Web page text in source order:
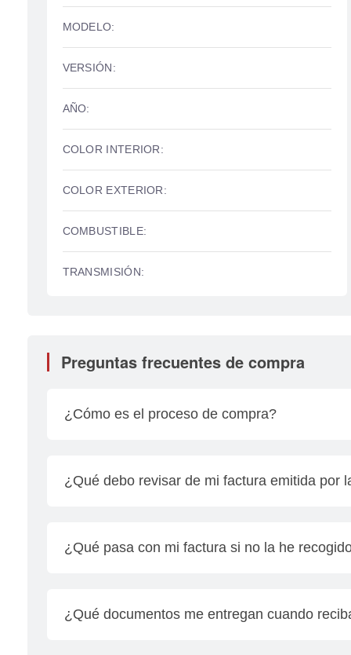
MODELO:
VERSIÓN:
AÑO:
COLOR INTERIOR:
COLOR EXTERIOR:
COMBUSTIBLE:
TRANSMISIÓN:
Preguntas frecuentes de compra
¿Cómo es el proceso de compra?
• Llenar solicitud del financiamiento y se te
¿Qué debo revisar de mi factura emitida por
fecha, pedimento de importación aduana y clave
¿Qué pasa con mi factura si no la he
¿Qué documentos me entregan cuando